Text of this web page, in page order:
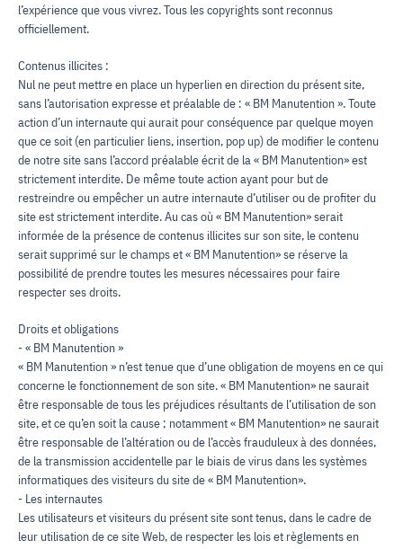
l’expérience que vous vivrez. Tous les copyrights sont reconnus
officiellement.
Contenus illicites :
Nul ne peut mettre en place un hyperlien en direction du présent site,
sans l’autorisation expresse et préalable de : « BM Manutention ». Toute
action d’un internaute qui aurait pour conséquence par quelque moyen
que ce soit (en particulier liens, insertion, pop up) de modifier le contenu
de notre site sans l’accord préalable écrit de la « BM Manutention» est
strictement interdite. De même toute action ayant pour but de
restreindre ou empêcher un autre internaute d’utiliser ou de profiter du
site est strictement interdite. Au cas où « BM Manutention» serait
informée de la présence de contenus illicites sur son site, le contenu
serait supprimé sur le champs et « BM Manutention» se réserve la
possibilité de prendre toutes les mesures nécessaires pour faire
respecter ses droits.
Droits et obligations
- « BM Manutention »
« BM Manutention » n’est tenue que d’une obligation de moyens en ce qui
concerne le fonctionnement de son site. « BM Manutention» ne saurait
être responsable de tous les préjudices résultants de l’utilisation de son
site, et ce qu’en soit la cause ; notamment « BM Manutention» ne saurait
être responsable de l’altération ou de l’accès frauduleux à des données,
de la transmission accidentelle par le biais de virus dans les systèmes
informatiques des visiteurs du site de « BM Manutention».
- Les internautes
Les utilisateurs et visiteurs du présent site sont tenus, dans le cadre de
leur utilisation de ce site Web, de respecter les lois et règlements en